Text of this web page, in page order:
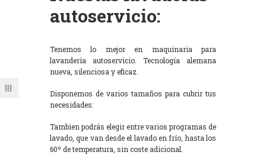
autoservicio:
Tenemos lo mejor en maquinaria para
lavandería autoservicio. Tecnología alemana
nueva, silenciosa y eficaz.
Disponemos de varios tamaños para cubrir tus
necesidades:
Tambien podrás elegir entre varios programas de
lavado, que van desde el lavado en frío, hasta los
60º de temperatura, sin coste adicional.